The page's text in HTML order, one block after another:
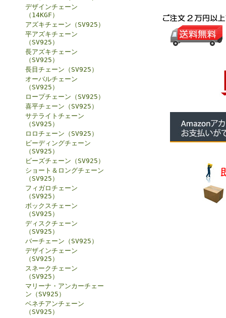
デザインチェーン
（14KGF）
アズキチェーン（SV925）
平アズキチェーン
（SV925）
長アズキチェーン
（SV925）
長目チェーン（SV925）
オーバルチェーン
（SV925）
ロープチェーン（SV925）
喜平チェーン（SV925）
サテライトチェーン
（SV925）
ロロチェーン（SV925）
ビーディングチェーン
（SV925）
ビーズチェーン（SV925）
ショート＆ロングチェーン
（SV925）
フィガロチェーン
（SV925）
ボックスチェーン
（SV925）
ディスクチェーン
（SV925）
バーチェーン（SV925）
デザインチェーン
（SV925）
スネークチェーン
（SV925）
マリーナ・アンカーチェー
ン（SV925）
ベネチアンチェーン
（SV925）